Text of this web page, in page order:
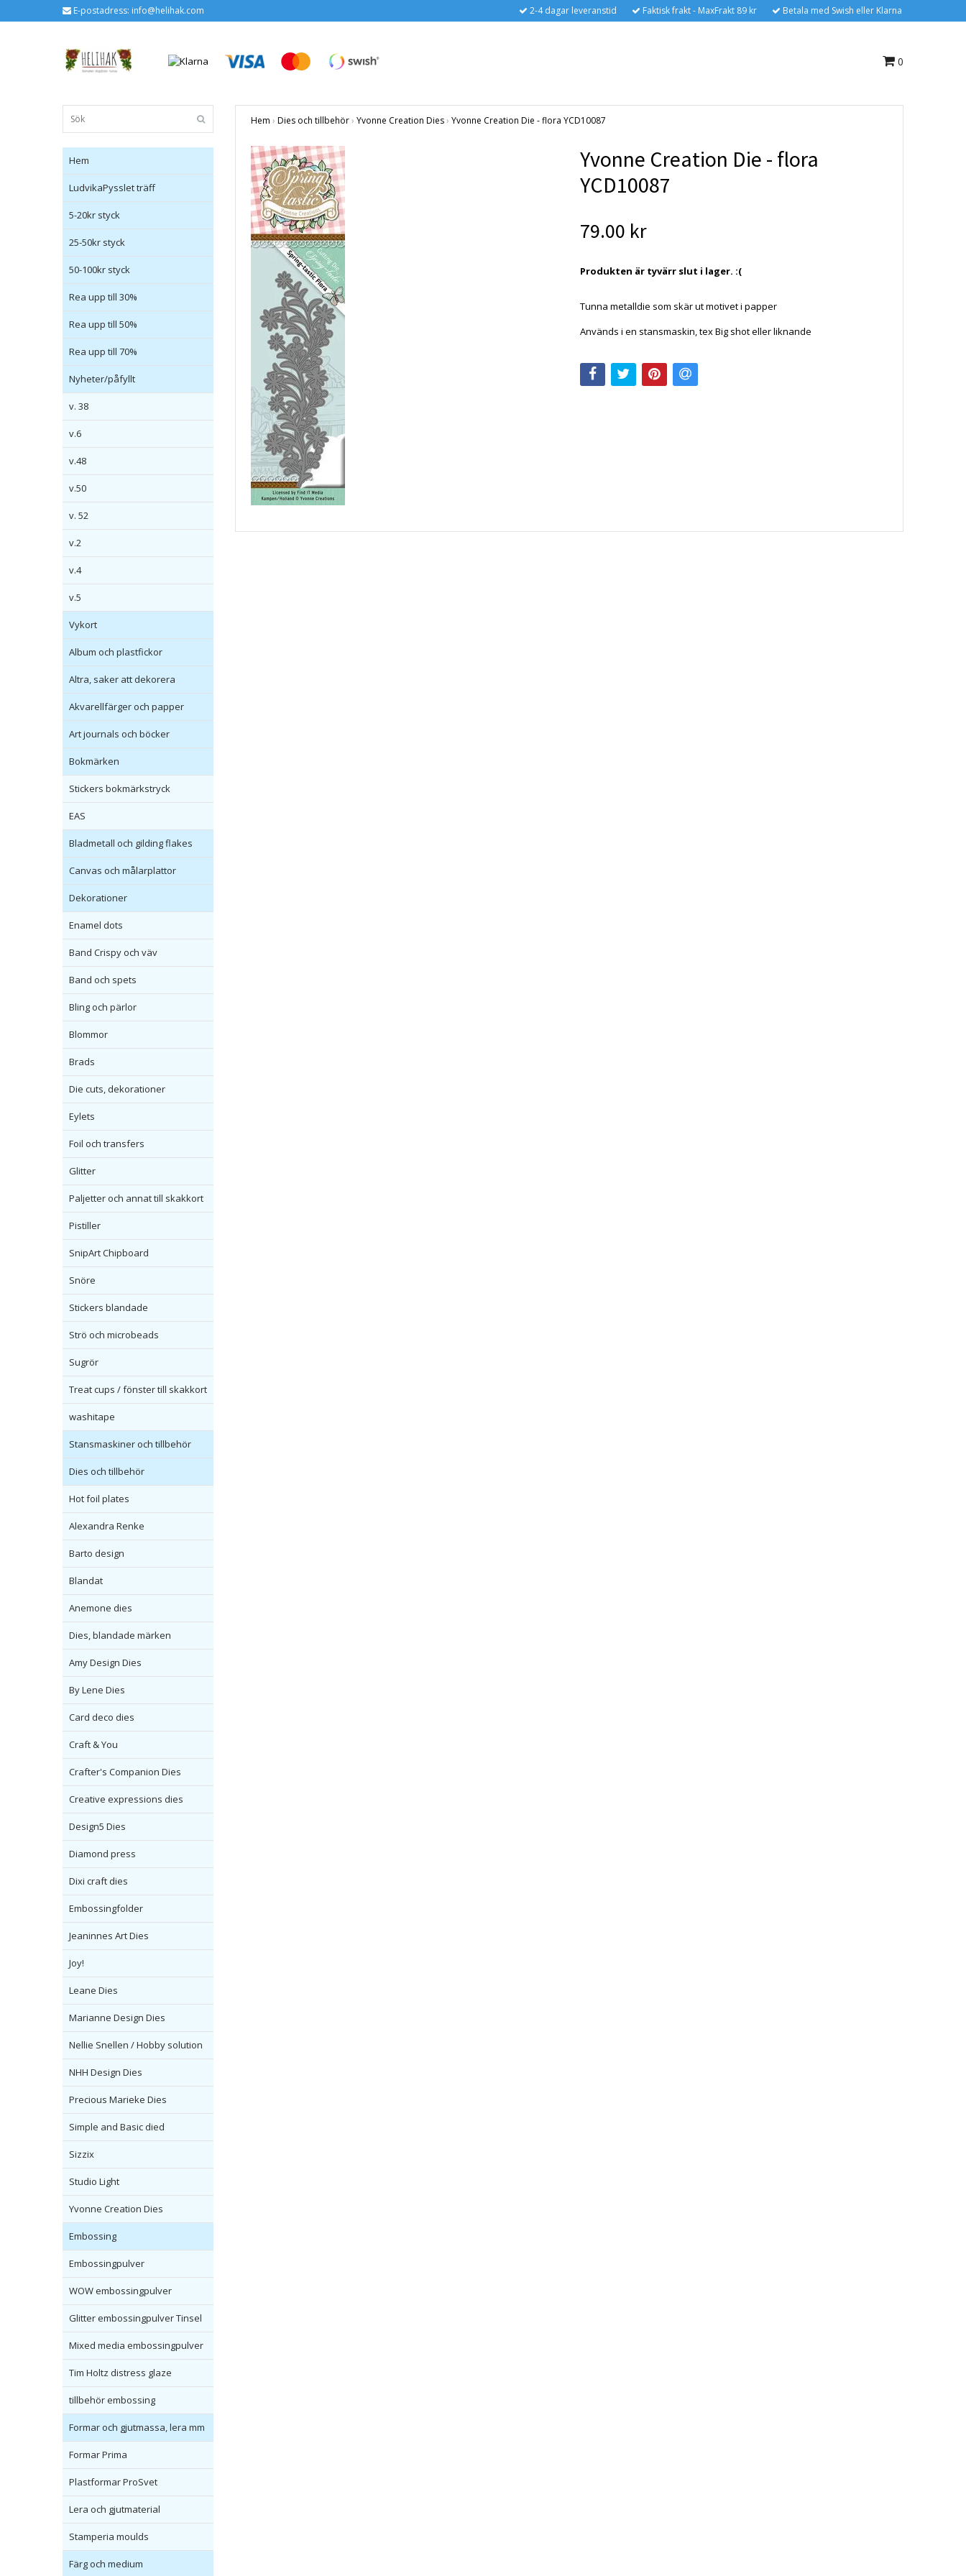
E-postadress: info@helihak.com 2-4 dagar leveranstid Faktisk frakt - MaxFrakt 89 kr Betala med Swish eller Klarna
0
Hem
LudvikaPysslet träff
5-20kr styck
25-50kr styck
50-100kr styck
Rea upp till 30%
Rea upp till 50%
Rea upp till 70%
Nyheter/påfyllt
v. 38
v.6
v.48
v.50
v. 52
v.2
v.4
v.5
Vykort
Album och plastfickor
Altra, saker att dekorera
Akvarellfärger och papper
Art journals och böcker
Bokmärken
Stickers bokmärkstryck
EAS
Bladmetall och gilding flakes
Canvas och målarplattor
Dekorationer
Enamel dots
Band Crispy och väv
Band och spets
Bling och pärlor
Blommor
Brads
Die cuts, dekorationer
Eylets
Foil och transfers
Glitter
Paljetter och annat till skakkort
Pistiller
SnipArt Chipboard
Snöre
Stickers blandade
Strö och microbeads
Sugrör
Treat cups / fönster till skakkort
washitape
Stansmaskiner och tillbehör
Dies och tillbehör
Hot foil plates
Alexandra Renke
Barto design
Blandat
Anemone dies
Dies, blandade märken
Amy Design Dies
By Lene Dies
Card deco dies
Craft & You
Crafter's Companion Dies
Creative expressions dies
Design5 Dies
Diamond press
Dixi craft dies
Embossingfolder
Jeaninnes Art Dies
Joy!
Leane Dies
Marianne Design Dies
Nellie Snellen / Hobby solution
NHH Design Dies
Precious Marieke Dies
Simple and Basic died
Sizzix
Studio Light
Yvonne Creation Dies
Embossing
Embossingpulver
WOW embossingpulver
Glitter embossingpulver Tinsel
Mixed media embossingpulver
Tim Holtz distress glaze
tillbehör embossing
Formar och gjutmassa, lera mm
Formar Prima
Plastformar ProSvet
Lera och gjutmaterial
Stamperia moulds
Färg och medium
Hem › Dies och tillbehör› Yvonne Creation Dies› Yvonne Creation Die - flora YCD10087
Yvonne Creation Die - flora
YCD10087
79.00 kr
Produkten är tyvärr slut i lager. :(
Tunna metalldie som skär ut motivet i papper
Används i en stansmaskin, tex Big shot eller liknande